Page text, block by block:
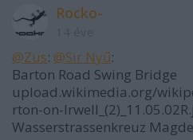
Rocko-
@Zus: @Sir Nyű:
Barton Road Swing Bridge
upload.wikimedia.org/
rton-on-
Wasserstrassenkreuz